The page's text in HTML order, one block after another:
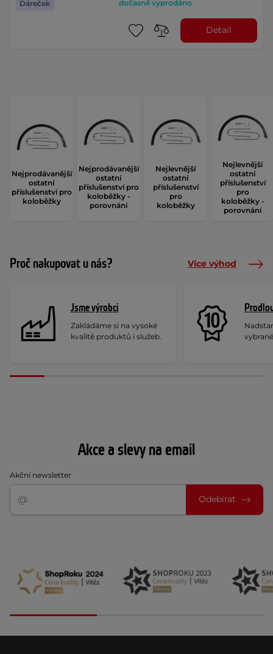
Dáreček dočasně vyprodáno
Detail
Nejprodávanější
ostatní
příslušenství pro
koloběžky
Nejprodávanější
ostatní
příslušenství pro
koloběžky -
porovnání
Nejlevnější
ostatní
příslušenství
pro
koloběžky
Nejlevnější
ostatní
příslušenství
pro
koloběžky -
porovnání
Proč nakupovat u nás? Více výhod
Jsme výrobci
Zakládáme si na vysoké
kvalitě produktů i služeb.
Akce a slevy na email
Akční newsletter
Odebírat